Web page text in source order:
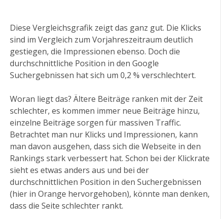
Diese Vergleichsgrafik zeigt das ganz gut. Die Klicks
sind im Vergleich zum Vorjahreszeitraum deutlich
gestiegen, die Impressionen ebenso. Doch die
durchschnittliche Position in den Google
Suchergebnissen hat sich um 0,2 % verschlechtert.
Woran liegt das? Ältere Beiträge ranken mit der Zeit
schlechter, es kommen immer neue Beiträge hinzu,
einzelne Beiträge sorgen für massiven Traffic.
Betrachtet man nur Klicks und Impressionen, kann
man davon ausgehen, dass sich die Webseite in den
Rankings stark verbessert hat. Schon bei der Klickrate
sieht es etwas anders aus und bei der
durchschnittlichen Position in den Suchergebnissen
(hier in Orange hervorgehoben), könnte man denken,
dass die Seite schlechter rankt.